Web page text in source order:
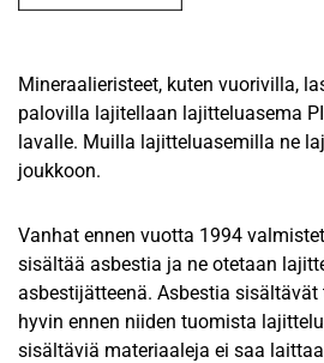
Mineraalieristeet, kuten vuorivilla,
palovilla lajitellaan lajitteluasema
lavalle. Muilla lajitteluasemilla ne
joukkoon.
Vanhat ennen vuotta 1994
sisältää asbestia ja ne otetaan
asbestijätteenä. Asbestia
hyvin ennen niiden tuomista
sisältäviä materiaaleja ei saa